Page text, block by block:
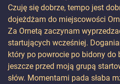
Czuję się dobrze, tempo jest
dojeżdżam do miejscowości
Za Ornetą zaczynam
startujących wcześniej.
który po powrocie po bidony do
jeszcze przed moją grupą
słów. Momentami pada słaba